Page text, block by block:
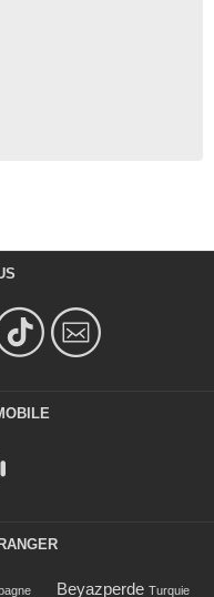
Beyazperde Turquie